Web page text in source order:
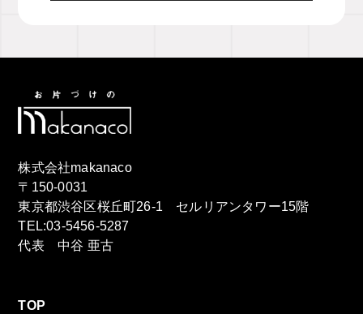
株式会社makanaco
〒150-0031
東京都渋谷区桜丘町26-1 セルリアンタワー15階
TEL:03-5456-5287
代表 中谷 亜古
TOP